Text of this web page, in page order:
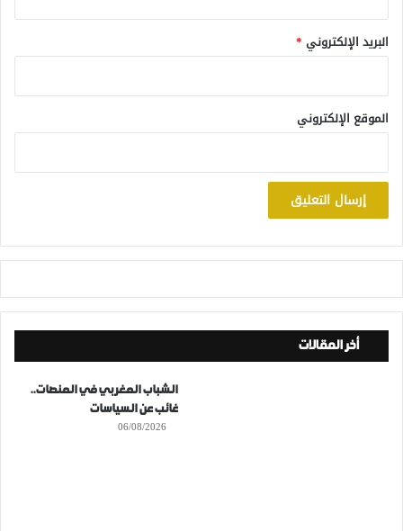
البريد الإلكتروني *
الموقع الإلكتروني
أخر المقالات
الشباب المغربي في المنصات..
غائب عن السياسات
06/08/2026